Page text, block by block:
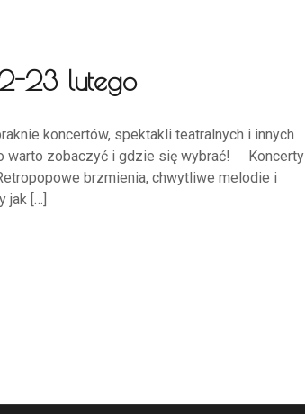
23 lutego
koncertów, spektakli teatralnych i innych
warto zobaczyć i gdzie się wybrać! Koncerty
brzmienia, chwytliwe melodie i
jak […]